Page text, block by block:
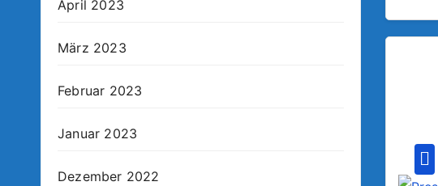
April 2023
März 2023
Februar 2023
Januar 2023
Dezember 2022